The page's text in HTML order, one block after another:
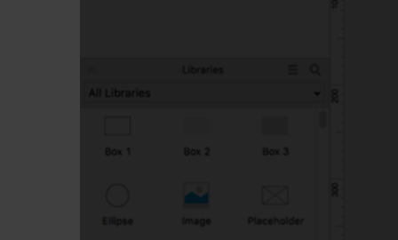
Premi invio per cercare o ESC per